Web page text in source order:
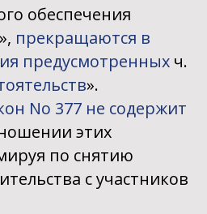
обеспечения
прекращаются в
предусмотренных ч.
».
No 377 не содержит
этих
по снятию
с участников